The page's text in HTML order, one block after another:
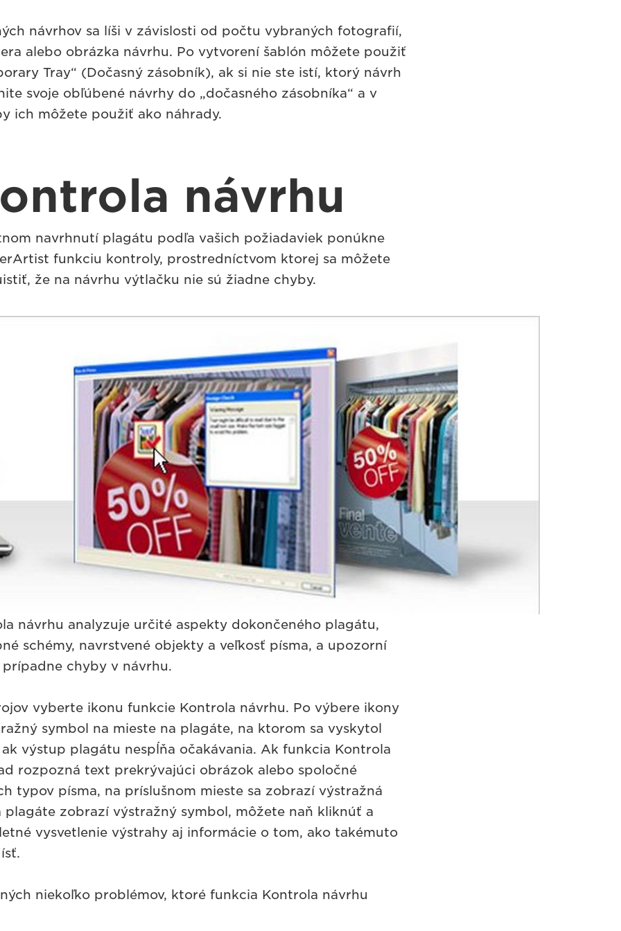
návrhov sa líši v závislosti od počtu vybraných fotografií,
alebo obrázka návrhu. Po vytvorení šablón môžete použiť
Tray“ (Dočasný zásobník), ak si nie ste istí, ktorý návrh
svoje obľúbené návrhy do „dočasného zásobníka“ a v
ich môžete použiť ako náhrady.
návrhu
navrhnutí plagátu podľa vašich požiadaviek ponúkne
funkciu kontroly, prostredníctvom ktorej sa môžete
že na návrhu výtlačku nie sú žiadne chyby.
návrhu analyzuje určité aspekty dokončeného plagátu,
schémy, navrstvené objekty a veľkosť písma, a upozorní
chyby v návrhu.
vyberte ikonu funkcie Kontrola návrhu. Po výbere ikony
symbol na mieste na plagáte, na ktorom sa vyskytol
výstup plagátu nespĺňa očakávania. Ak funkcia Kontrola
rozpozná text prekrývajúci obrázok alebo spoločné
typov písma, na príslušnom mieste sa zobrazí výstražná
plagáte zobrazí výstražný symbol, môžete naň kliknúť a
vysvetlenie výstrahy aj informácie o tom, ako takémuto
niekoľko problémov, ktoré funkcia Kontrola návrhu